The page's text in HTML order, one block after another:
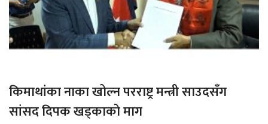
किमाथांका नाका खोल्न परराष्ट्र मन्त्री साउदसँग
सांसद दिपक खड्काको माग